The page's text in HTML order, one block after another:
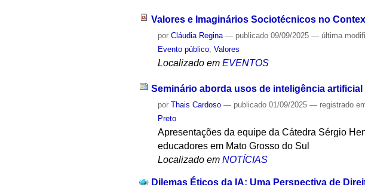
Valores e Imaginários Sociotécnicos no
porCláudia Regina — publicado 09/09/2025— última
Evento público ,Valores
Localizado em EVENTOS
Seminário aborda usos de inteligência
porThais Cardoso — publicado 01/09/2025— registrado
Preto
Apresentações da equipe da Cátedra Sérgio
educadores em Mato Grosso do Sul
Localizado em NOTÍCIAS
Dilemas Éticos da IA: Uma Perspectiva de